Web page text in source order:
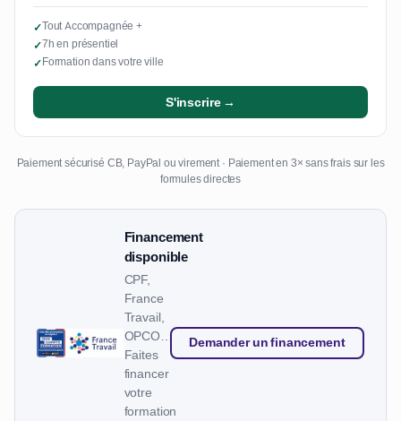
✓Tout Accompagnée +
✓7h en présentiel
✓Formation dans votre ville
S'inscrire →
Paiement sécurisé CB, PayPal ou virement · Paiement en 3× sans frais sur les
formules directes
Financement
disponible
CPF,
France
Travail,
OPCO…
Faites
financer
votre
formation
Demander un financement